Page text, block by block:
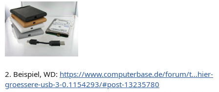
2. Beispiel, WD: https://www.computerbase.de/forum/t...hier-
groessere-usb-3-0.1154293/#post-13235780